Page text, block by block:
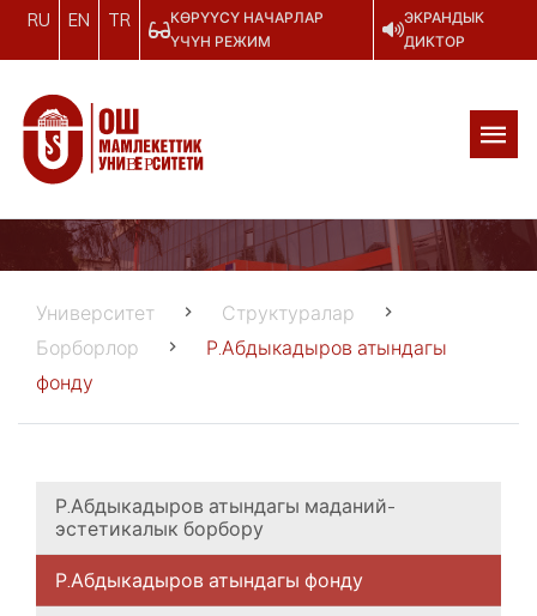
RU EN TR
КӨРҮҮСҮ НАЧАРЛАР
ҮЧҮН РЕЖИМ
ЭКРАНДЫК
ДИКТОР
Университет
Структуралар
Борборлор
Р.Абдыкадыров атындагы
фонду
Р.Абдыкадыров атындагы маданий-
эстетикалык борбору
Р.Абдыкадыров атындагы фонду